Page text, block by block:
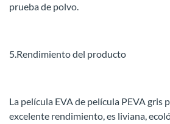
prueba de polvo.
5.Rendimiento del producto
La película EVA de película PEVA gris
excelente rendimiento, es liviana,